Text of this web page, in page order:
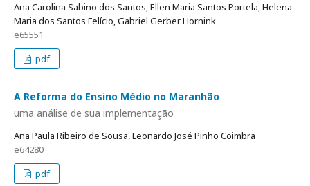
Ana Carolina Sabino dos Santos, Ellen Maria Santos Portela, Helena
Maria dos Santos Felício, Gabriel Gerber Hornink
e65551
pdf
A Reforma do Ensino Médio no Maranhão
uma análise de sua implementação
Ana Paula Ribeiro de Sousa, Leonardo José Pinho Coimbra
e64280
pdf